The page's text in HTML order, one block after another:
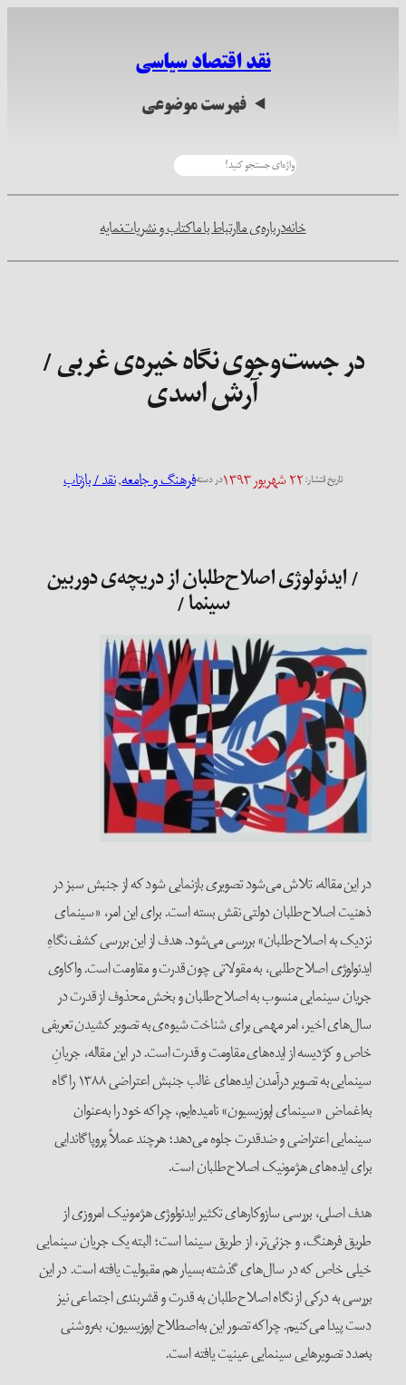
نقد اقتصاد سیاسی
فهرست موضوعی
خانهدرباره‌ی ماارتباط با ماکتاب و نشریاتنمایه
در جست‌وجوی نگاه خیره‌ی غربی /
آرش اسدی
تاریخ انتشار:۲۲ شهریور ۱۳۹۳ در دستهفرهنگ و جامعه, نقد / بازتاب
/ ایدئولوژی اصلاح‌طلبان از دریچه‌ی دوربین
سینما /
در این مقاله، تلاش می‌شود تصویری بازنمایی شود که از جنبش سبز در
ذهنیت اصلاح‌طلبان دولتی نقش بسته است. برای این امر، «سینمای
نزدیک به اصلاح‌طلبان» بررسی می‌شود. هدف از این بررسی کشف نگاهِ
ایدئولوژی اصلاح‌طلبی، به مقولاتی چون قدرت و مقاومت است. واکاوی
جریان سینمایی منسوب به اصلاح‌طلبان و بخش محذوف از قدرت در
سال‌های اخیر، امر مهمی برای شناخت شیوه‌ی به تصویر کشیدن تعریفی
خاص و کژدیسه از ایده‌ها‌ی مقاومت و قدرت است. در این مقاله، جریانِ
سینمایی‌ به تصویر درآمدن ایده‌های غالب جنبش اعتراضی ۱۳۸۸ را گاه
به‌اغماض«سینمای اپوزیسیون» نامیده‌ایم، چراکه خود را به‌عنوان
سینمایی اعتراضی و ضدقدرت جلوه می‌دهد؛ هرچند عملاً پروپاگاندایی
برای ایده‌های هژمونیک اصلاح‌طلبان است.
هدف اصلی، بررسی سازوکارهای تکثیر ایدئولوژی هژمونیک امروزی از
طریق فرهنگ، و جزئی‌تر، از طریق سینما است؛ البته یک جریان سینمایی
خیلی خاص که در سال‌های گذشته بسیار هم مقبولیت یافته است. در این
بررسی به درکی از نگاه اصلاح‌طلبان به قدرت و قشربندی اجتماعی نیز
دست پیدا می‌کنیم. چراکه تصور این به‌اصطلاح اپوزیسیون، به‌روشنی
به‌مدد تصویرهایی سینمایی عینیت یافته است.